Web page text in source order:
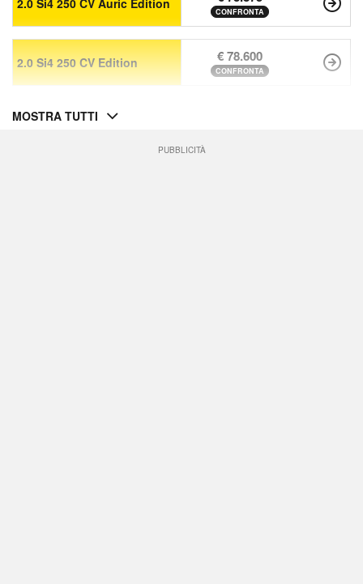
2.0 Si4 250 CV Auric Edition
CONFRONTA
2.0 Si4 250 CV Edition € 78.600
CONFRONTA
MOSTRA TUTTI
PUBBLICITÀ